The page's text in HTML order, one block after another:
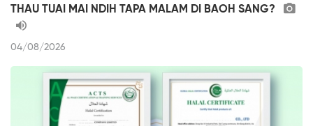
THAU TUAI MAI NDIH TAPA MALAM DI BAOH SANG?
04/08/2026